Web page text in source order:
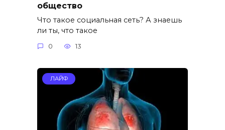
общество
Что такое социальная сеть? А знаешь
ли ты, что такое
0 13
ЛАЙФ